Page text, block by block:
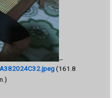
--
(161.8